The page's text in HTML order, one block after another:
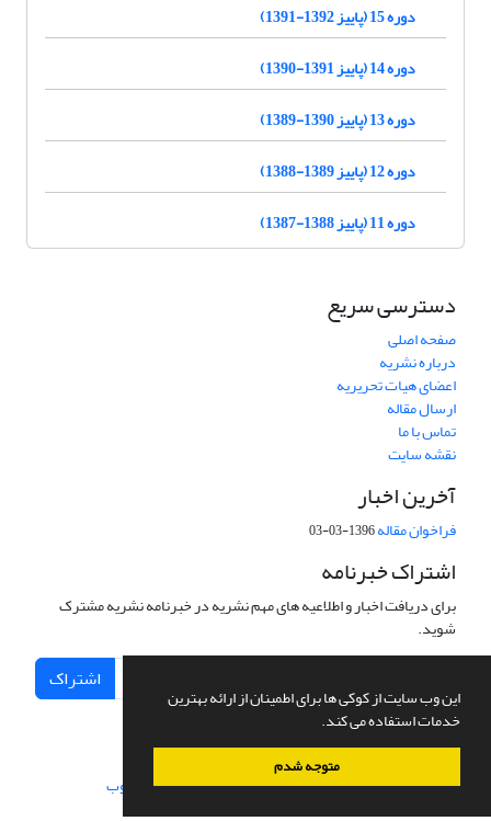
این وب سایت از کوکی ها برای اطمینان از ارائه بهترین
خدمات استفاده می کند.
متوجه شدم
دوره 15 (پاییز 1392-1391)
دوره 14 (پاییز 1391-1390)
دوره 13 (پاییز 1390-1389)
دوره 12 (پاییز 1389-1388)
دوره 11 (پاییز 1388-1387)
دسترسی سریع
صفحه اصلی
درباره نشریه
اعضای هیات تحریریه
ارسال مقاله
تماس با ما
نقشه سایت
آخرین اخبار
فراخوان مقاله1396-03-03
اشتراک خبرنامه
برای دریافت اخبار و اطلاعیه های مهم نشریه در خبرنامه نشریه مشترک
شوید.
اشتراک
سامانه مدیریت نشریات علمی.طراحی و پیاده سازی از سیناوب